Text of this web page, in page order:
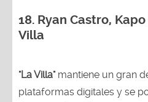
18. Ryan Castro,
Villa
"La Villa"mantiene un gran
plataformas digitales y se